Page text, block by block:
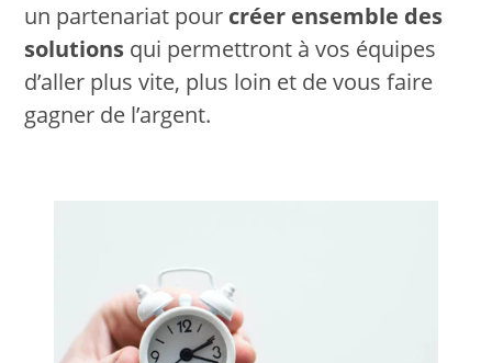
un partenariat pour créer ensemble des
solutions qui permettront à vos équipes
d’aller plus vite, plus loin et de vous faire
gagner de l’argent.